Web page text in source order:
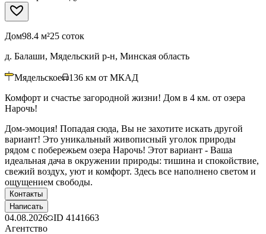
Дом98.4 м²25 соток
д. Балаши, Мядельский р-н, Минская область
Мядельское 136 км от МКАД
Комфорт и счастье загородной жизни! Дом в 4 км. от озера
Нарочь!
Дом-эмоция! Попадая сюда, Вы не захотите искать другой
вариант! Это уникальный живописный уголок природы
рядом с побережьем озера Нарочь! Этот вариант - Ваша
идеальная дача в окружении природы: тишина и спокойствие,
свежий воздух, уют и комфорт. Здесь все наполнено светом и
ощущением свободы.
Контакты
Написать
04.08.2026 ID 4141663
Агентство